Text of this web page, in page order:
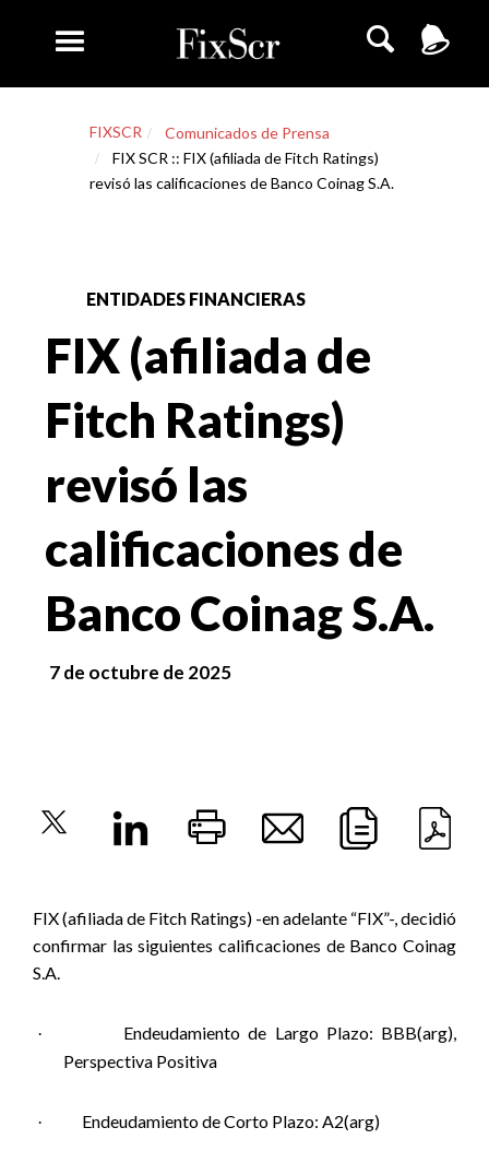
FIXSCR
Comunicados de Prensa
FIX SCR :: FIX (afiliada de Fitch Ratings)
revisó las calificaciones de Banco Coinag S.A.
ENTIDADES FINANCIERAS
FIX (afiliada de
Fitch Ratings)
revisó las
calificaciones de
Banco Coinag S.A.
7 de octubre de 2025
FIX (afiliada de Fitch Ratings) -en adelante “FIX”-, decidió
confirmar las siguientes calificaciones de Banco Coinag
S.A.
·
Endeudamiento de Largo Plazo: BBB(arg),
Perspectiva Positiva
· Endeudamiento de Corto Plazo: A2(arg)